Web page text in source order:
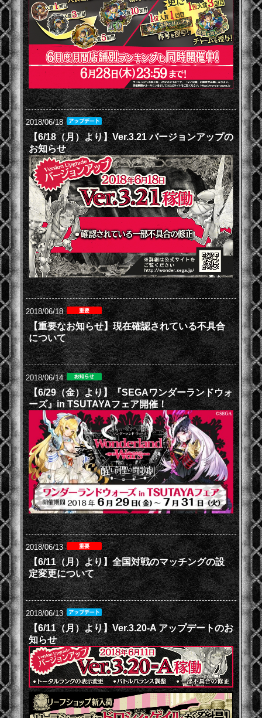
2018/06/18
【6/18（月）より】Ver.3.21 バージョンアップの
お知らせ
2018/06/18
【重要なお知らせ】現在確認されている不具合
について
2018/06/14
【6/29（金）より】『SEGAワンダーランドウォ
ーズ』in TSUTAYAフェア開催！
2018/06/13
【6/11（月）より】全国対戦のマッチングの設
定変更について
2018/06/13
【6/11（月）より】Ver.3.20-A アップデートのお
知らせ